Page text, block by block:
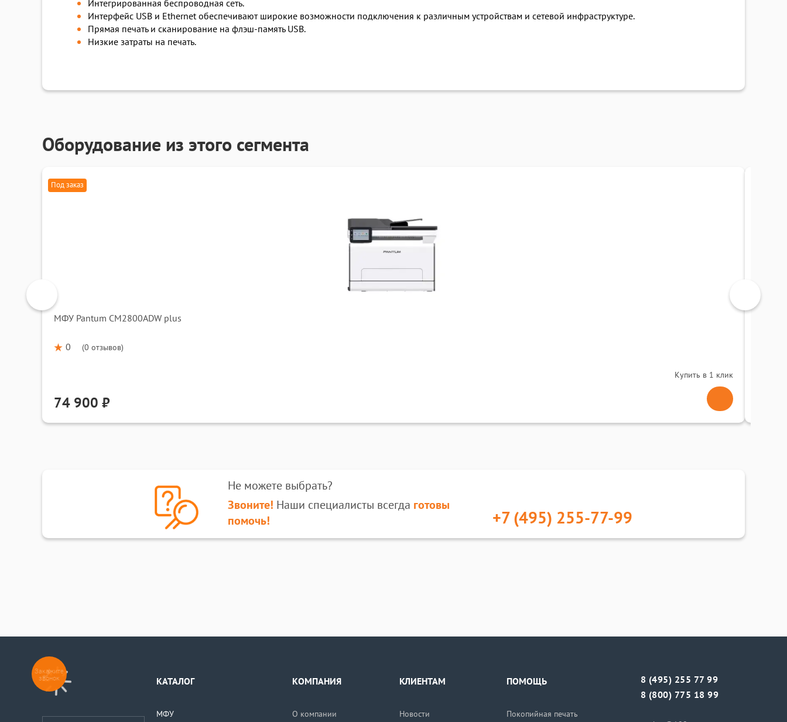
Интегрированная беспроводная сеть.
Интерфейс USB и Ethernet обеспечивают широкие возможности подключения к различным устройствам и сетевой инфраструктуре.
Прямая печать и сканирование на флэш-память USB.
Низкие затраты на печать.
Оборудование из этого сегмента
Под заказ
МФУ Pantum CM2800ADW plus
0 (0 отзывов)
Купить в 1 клик
74 900 ₽
Не можете выбрать?
Звоните! Наши специалисты всегда готовы
помочь!
+7 (495) 255-77-99
КАТАЛОГ
МФУ
КОМПАНИЯ
О компании
КЛИЕНТАМ
Новости
ПОМОЩЬ
Покопийная печать
8 (495) 255 77 99
8 (800) 775 18 99
Закажите
звонок